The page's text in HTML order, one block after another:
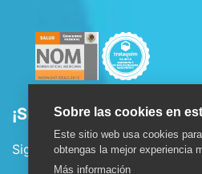
¡Síguenos!
Sigue nuestras redes sociales:
Sobre las cookies en
Este sitio web usa cookies
obtengas la mejor experiencia
Más información